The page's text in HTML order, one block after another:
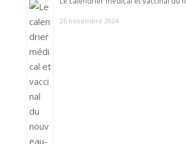
26 novembre 2024